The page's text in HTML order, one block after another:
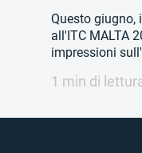
Questo giugno,
all'ITC MALTA
impressioni
1 min di